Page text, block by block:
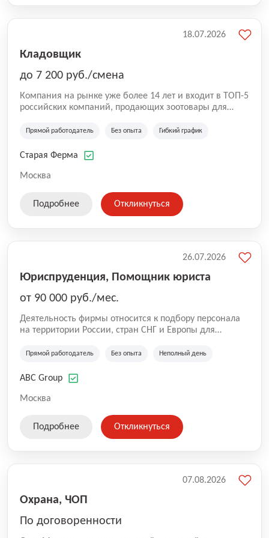
Кладовщик
до 7 200 руб./смена
Компания на рынке уже более 14 лет и входит в ТОП-5
российских компаний, продающих зоотовары для
компания владеет 5 розничными магазинами, а также
России (Wildberries, Ozon, Яндекс. Маркет и
на глобальной доставке товаров по всей территории
SKU, премиальные бренды кормов и собственные
Прямой работодатель Без опыта Гибкий график
Старая Ферма
Москва
18.07.2026
Подробнее Откликнуться
Юриспруденция, Помощник юриста
от 90 000 руб./мес.
Деятельность фирмы относится к подбору персонала
на территории России, стран СНГ и Европы для
культуре и развлечениям, информационным
Прямой работодатель Без опыта Неполный день
ABC Group
Москва
26.07.2026
Подробнее Откликнуться
Охрана, ЧОП
По договоренности
07.08.2026